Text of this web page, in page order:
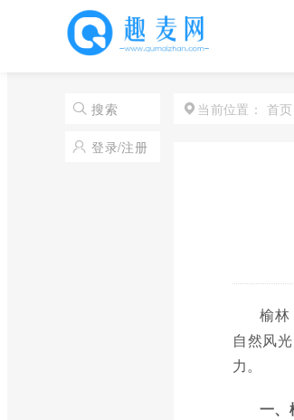
搜索
登录/注册
当前位置： 首页
榆林
自然风
力。
一、